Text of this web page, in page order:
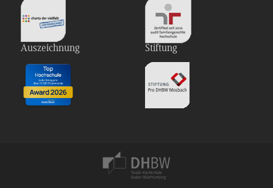
Auszeichnung Stiftung